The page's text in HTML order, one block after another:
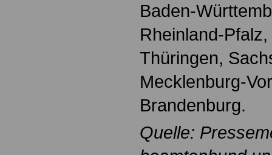
Baden-
Rheinland-
Thüringen,
Mecklenburg-
Brandenburg.
Quelle: